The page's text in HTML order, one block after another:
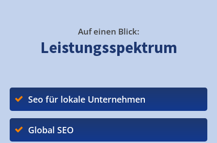
Auf einen Blick:
Leistungsspektrum
Seo für lokale Unternehmen
Global SEO